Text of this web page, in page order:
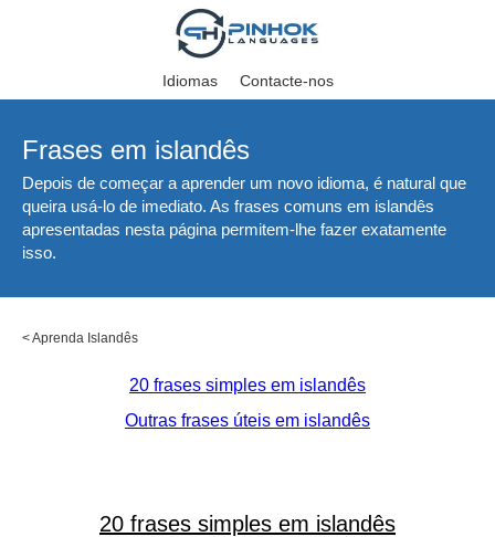
Idiomas Contacte-nos
Frases em islandês
Depois de começar a aprender um novo idioma, é natural que
queira usá-lo de imediato. As frases comuns em islandês
apresentadas nesta página permitem-lhe fazer exatamente
isso.
<Aprenda Islandês
20 frases simples em islandês
Outras frases úteis em islandês
20 frases simples em islandês